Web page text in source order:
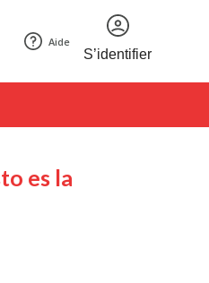
Aide
S’identifier
es la